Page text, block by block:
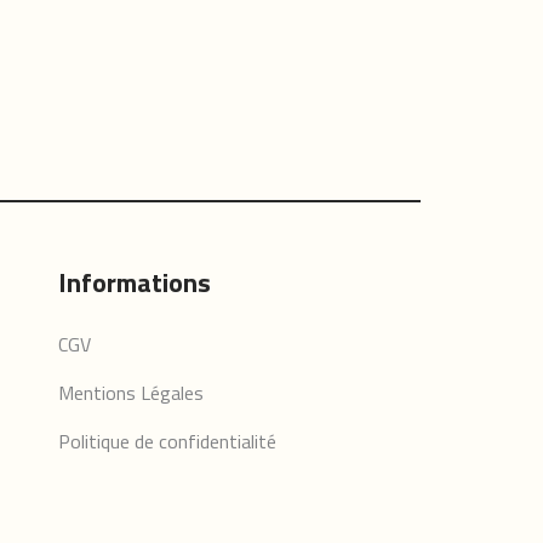
Informations
CGV
Mentions Légales
Politique de confidentialité